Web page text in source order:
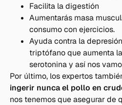
Facilita la digestión
Aumentarás masa
consumo con ejercicios.
Ayuda contra la
triptófano que aumenta
serotonina y así nos
Por último, los expertos
ingerir nunca el pollo en
nos tenemos que asegurar de